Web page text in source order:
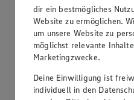
200g Becher, (1kg =
dir ein bestmögliches
Website zu ermöglichen.
um unsere Website zu
möglichst relevante
Marketingzwecke.
Deine Einwilligung ist
individuell in den